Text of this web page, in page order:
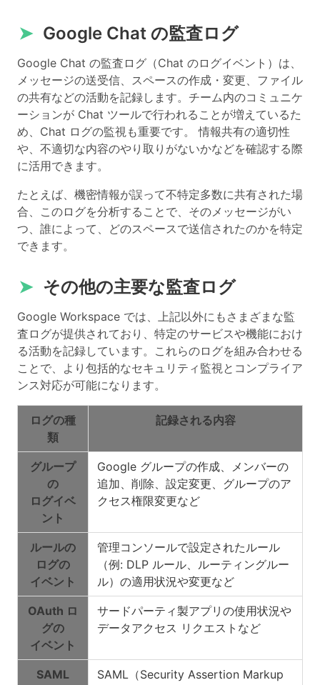
➤ Google Chat の監査ログ
Google Chat の監査ログ（Chat のログイベント）は、
メッセージの送受信、スペースの作成・変更、ファイル
の共有などの活動を記録します。チーム内のコミュニケ
ーションが Chat ツールで行われることが増えているた
め、Chat ログの監視も重要です。 情報共有の適切性
や、不適切な内容のやり取りがないかなどを確認する際
に活用できます。
たとえば、機密情報が誤って不特定多数に共有された場
合、このログを分析することで、そのメッセージがい
つ、誰によって、どのスペースで送信されたのかを特定
できます。
➤ その他の主要な監査ログ
Google Workspace では、上記以外にもさまざまな監
査ログが提供されており、特定のサービスや機能におけ
る活動を記録しています。これらのログを組み合わせる
ことで、より包括的なセキュリティ監視とコンプライア
ンス対応が可能になります。
ログの種
類
記録される内容
グループ
の
ログイベ
ント
Google グループの作成、メンバーの
追加、削除、設定変更、グループのア
クセス権限変更など
ルールの
ログの
イベント
管理コンソールで設定されたルール
（例: DLP ルール、ルーティングルー
ル）の適用状況や変更など
OAuth ロ
グの
イベント
サードパーティ製アプリの使用状況や
データアクセス リクエストなど
SAML
SAML（Security Assertion Markup